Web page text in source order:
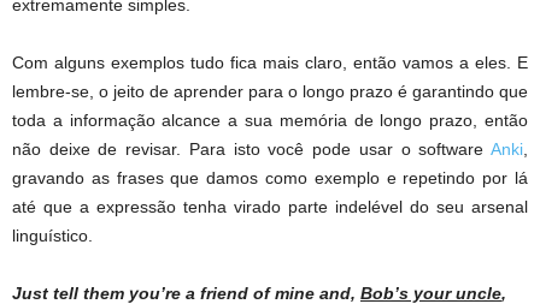
extremamente simples.
Com alguns exemplos tudo fica mais claro, então vamos a eles. E
lembre-se, o jeito de aprender para o longo prazo é garantindo que
toda a informação alcance a sua memória de longo prazo, então
não deixe de revisar. Para isto você pode usar o software Anki
gravando as frases que damos como exemplo e repetindo por lá
até que a expressão tenha virado parte indelével do seu arsenal
linguístico.
Just tell them you’re a friend of mine and, Bob’s your uncle,